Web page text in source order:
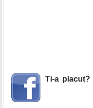
Ti-a placut?